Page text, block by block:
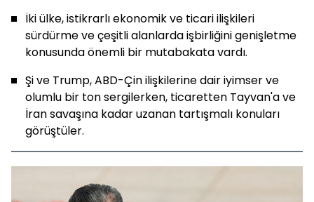
İki ülke, istikrarlı ekonomik ve ticari ilişkileri
sürdürme ve çeşitli alanlarda işbirliğini genişletme
konusunda önemli bir mutabakata vardı.
Şi ve Trump, ABD-Çin ilişkilerine dair iyimser ve
olumlu bir ton sergilerken, ticaretten Tayvan'a ve
İran savaşına kadar uzanan tartışmalı konuları
görüştüler.